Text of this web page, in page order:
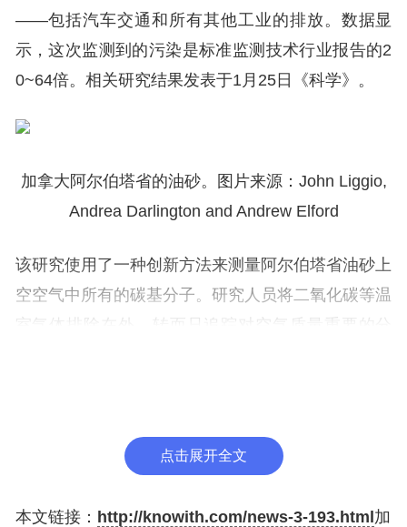
——包括汽车交通和所有其他工业的排放。数据显
示，这次监测到的污染是标准监测技术行业报告的2
0~64倍。相关研究结果发表于1月25日《科学》。
加拿大阿尔伯塔省的油砂。图片来源：John Liggio,
Andrea Darlington and Andrew Elford
该研究使用了一种创新方法来测量阿尔伯塔省油砂上
空空气中所有的碳基分子。研究人员将二氧化碳等温
Liggio说，ECCC已经在与合作伙伴合作，以确定该
点击展开全文
本文链接： http://knowith.com/news-3-193.html 加